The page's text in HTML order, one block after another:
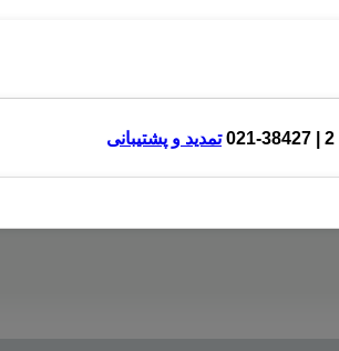
تمدید و پشتیبانی